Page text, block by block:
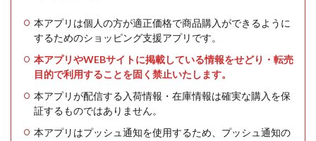
本アプリは個人の方が適正価格で商品購入ができるように
するためのショッピング支援アプリです。
本アプリやWEBサイトに掲載している情報をせどり・転売
目的で利用することを固く禁止いたします。
本アプリが配信する入荷情報・在庫情報は確実な購入を保
証するものではありません。
本アプリはプッシュ通知を使用するため、プッシュ通知の